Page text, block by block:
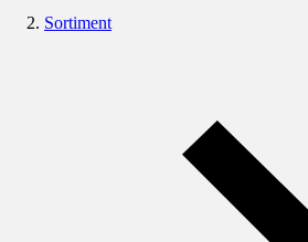
Sortiment